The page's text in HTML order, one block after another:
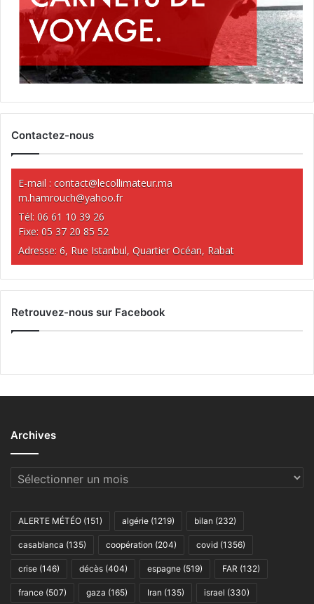
Contactez-nous
E-mail : contact@lecollimateur.ma
m.hamrouch@yahoo.fr
Tél: 06 61 10 39 26
Fixe: 05 37 20 85 52
Adresse: 6, Rue Istanbul, Quartier Océan, Rabat
Retrouvez-nous sur Facebook
Archives
Archives
ALERTE MÉTÉO (151) algérie (1219) bilan (232)
casablanca (135) coopération (204) covid (1356)
crise (146) décès (404) espagne (519) FAR (132)
france (507) gaza (165) Iran (135) israel (330)